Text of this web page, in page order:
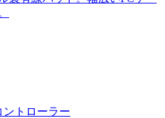
ントローラー